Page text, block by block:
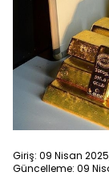
Giriş: 09 Nisan
Güncelleme: 09